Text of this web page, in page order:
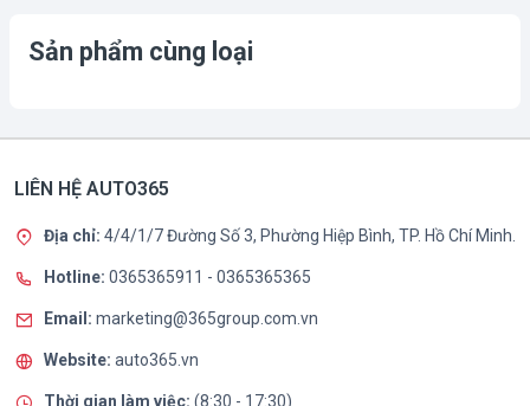
Sản phẩm cùng loại
LIÊN HỆ AUTO365
Địa chỉ: 4/4/1/7 Đường Số 3, Phường Hiệp Bình, TP. Hồ Chí Minh.
Hotline: 0365365911 - 0365365365
Email: marketing@365group.com.vn
Website: auto365.vn
Thời gian làm việc: (8:30 - 17:30)